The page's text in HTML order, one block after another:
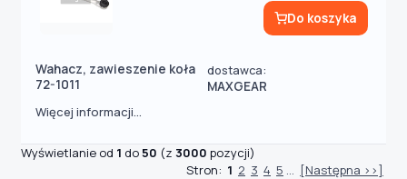
Wahacz, zawieszenie koła
72-1011
dostawca:
MAXGEAR
Do koszyka
Więcej informacji...
Wyświetlanie od 1 do50 (z 3000 pozycji)
Stron: 1 2 3 4 5 ... [Następna >>]